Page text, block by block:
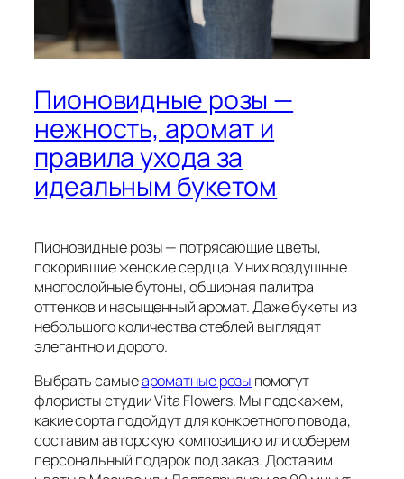
Пионовидные розы —
нежность, аромат и
правила ухода за
идеальным букетом
Пионовидные розы — потрясающие цветы,
покорившие женские сердца. У них воздушные
многослойные бутоны, обширная палитра
оттенков и насыщенный аромат. Даже букеты из
небольшого количества стеблей выглядят
элегантно и дорого.
Выбрать самыеароматные розы помогут
флористы студии Vita Flowers. Мы подскажем,
какие сорта подойдут для конкретного повода,
составим авторскую композицию или соберем
персональный подарок под заказ. Доставим